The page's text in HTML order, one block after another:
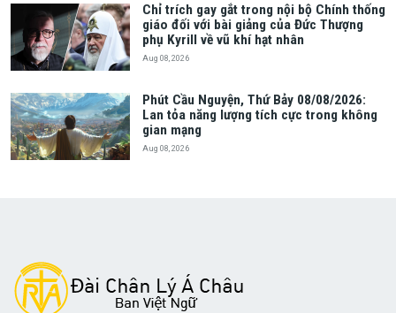
Chỉ trích gay gắt trong nội bộ Chính thống
giáo đối với bài giảng của Đức Thượng
phụ Kyrill về vũ khí hạt nhân
Aug 08, 2026
Phút Cầu Nguyện, Thứ Bảy 08/08/2026:
Lan tỏa năng lượng tích cực trong không
gian mạng
Aug 08, 2026